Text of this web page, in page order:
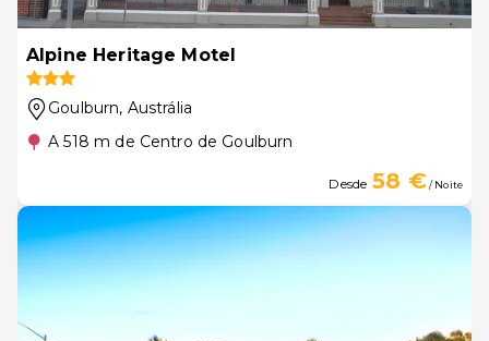
Alpine Heritage Motel
Goulburn, Austrália
A 518 m de Centro de Goulburn
Desde 58 €/ Noite